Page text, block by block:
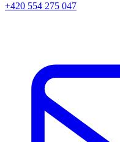
+420 554 275 047